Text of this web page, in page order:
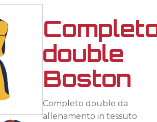
double
Boston
Completo double da
allenamento in tessuto